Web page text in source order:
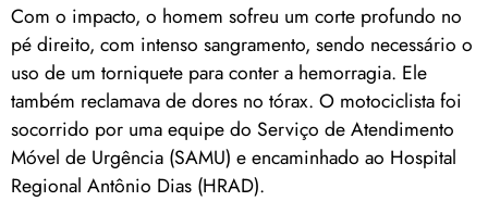
Com o impacto, o homem sofreu um corte profundo no
pé direito, com intenso sangramento, sendo necessário o
uso de um torniquete para conter a hemorragia. Ele
também reclamava de dores no tórax. O motociclista foi
socorrido por uma equipe do Serviço de Atendimento
Móvel de Urgência (SAMU) e encaminhado ao Hospital
Regional Antônio Dias (HRAD).